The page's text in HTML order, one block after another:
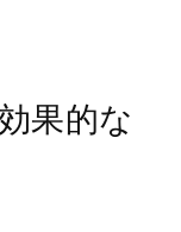
果的な